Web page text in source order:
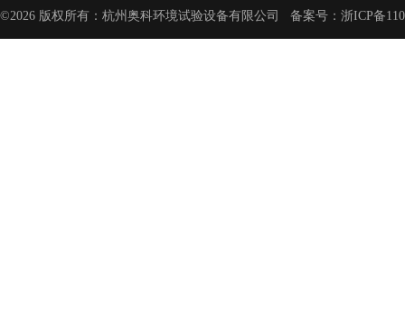
©2026 版权所有：杭州奥科环境试验设备有限公司 备案号： 浙ICP备